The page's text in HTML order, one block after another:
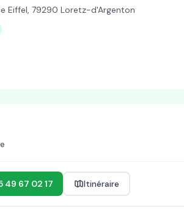
Eiffel, 79290 Loretz-d'Argenton
49 67 02 17 Itinéraire